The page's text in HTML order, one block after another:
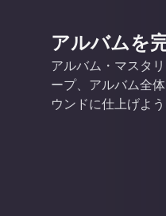
アルバムを
アルバム・マスタ
ープ、アルバム全
ウンドに仕上げよう